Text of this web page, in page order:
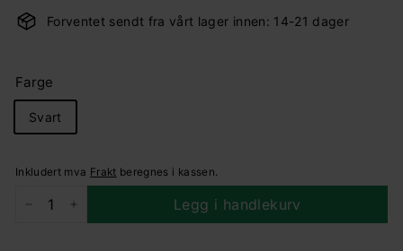
Forventet sendt fra vårt lager innen: 14-21 dager
Farge
Svart
Inkludert mva Frakt beregnes i kassen.
Legg i handlekurv